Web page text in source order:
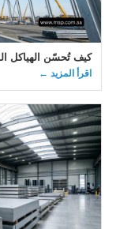
كيف تُحسّن الهياكل
اقرأ المزيد ←